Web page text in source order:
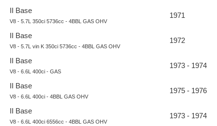
II Base
V8 - 5.7L 350ci 5736cc - 4BBL GAS OHV
1971
II Base
V8 - 5.7L vin K 350ci 5736cc - 4BBL GAS OHV
1972
II Base
V8 - 6.6L 400ci - GAS
1973 - 1974
II Base
V8 - 6.6L 400ci - 4BBL GAS OHV
1975 - 1976
II Base
V8 - 6.6L 400ci 6556cc - 4BBL GAS OHV
1973 - 1974